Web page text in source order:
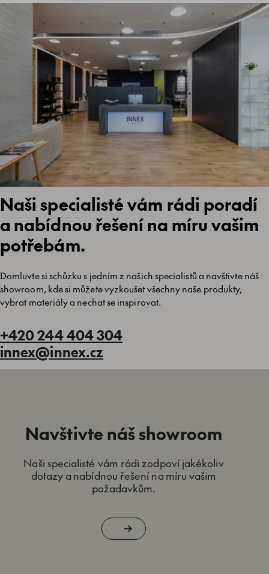
Naši specialisté vám rádi poradí
a nabídnou řešení na míru vašim
potřebám.
Domluvte si schůzku s jedním z našich specialistů a navštivte náš
showroom, kde si můžete vyzkoušet všechny naše produkty,
vybrat materiály a nechat se inspirovat.
+420 244 404 304
innex@innex.cz
Navštivte náš showroom
Naši specialisté vám rádi zodpoví jakékoliv
dotazy a nabídnou řešení na míru vašim
požadavkům.